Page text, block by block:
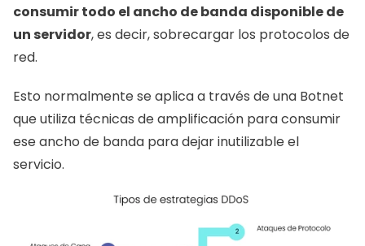
consumir todo el ancho de banda disponible de
un servidor, es decir, sobrecargar los protocolos de
red.
Esto normalmente se aplica a través de una Botnet
que utiliza técnicas de amplificación para consumir
ese ancho de banda para dejar inutilizable el
servicio.